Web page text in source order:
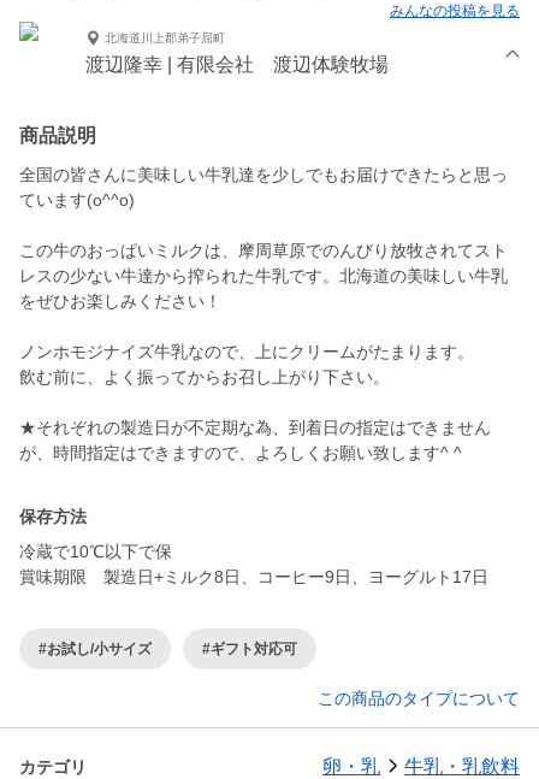
みんなの投稿を見る
北海道川上郡弟子屈町
渡辺隆幸 | 有限会社 渡辺体験牧場
商品説明
全国の皆さんに美味しい牛乳達を少しでもお届けできたらと思っ
ています(o^^o)
この牛のおっぱいミルクは、摩周草原でのんびり放牧されてスト
レスの少ない牛達から搾られた牛乳です。北海道の美味しい牛乳
をぜひお楽しみください！
ノンホモジナイズ牛乳なので、上にクリームがたまります。
飲む前に、よく振ってからお召し上がり下さい。
★それぞれの製造日が不定期な為、到着日の指定はできません
が、時間指定はできますので、よろしくお願い致します^ ^
保存方法
冷蔵で10℃以下で保
賞味期限 製造日+ミルク8日、コーヒー9日、ヨーグルト17日
#お試し/小サイズ #ギフト対応可
この商品のタイプについて
カテゴリ 卵・乳 牛乳・乳飲料